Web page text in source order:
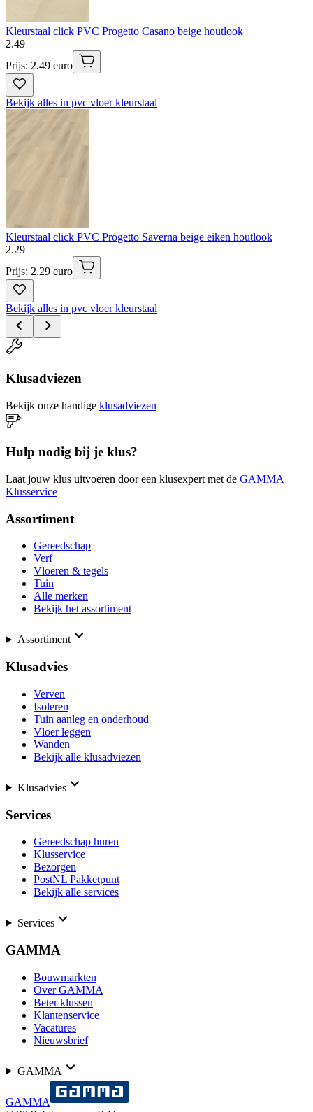
Kleurstaal click PVC Progetto Casano beige houtlook
2.49
Prijs: 2.49 euro
Bekijk alles in pvc vloer kleurstaal
Kleurstaal click PVC Progetto Saverna beige eiken houtlook
2.29
Prijs: 2.29 euro
Bekijk alles in pvc vloer kleurstaal
Klusadviezen
Bekijk onze handige klusadviezen
Hulp nodig bij je klus?
Laat jouw klus uitvoeren door een klusexpert met de GAMMA
Klusservice
Assortiment
Gereedschap
Verf
Vloeren & tegels
Tuin
Alle merken
Bekijk het assortiment
Assortiment
Klusadvies
Verven
Isoleren
Tuin aanleg en onderhoud
Vloer leggen
Wanden
Bekijk alle klusadviezen
Klusadvies
Services
Gereedschap huren
Klusservice
Bezorgen
PostNL Pakketpunt
Bekijk alle services
Services
GAMMA
Bouwmarkten
Over GAMMA
Beter klussen
Klantenservice
Vacatures
Nieuwsbrief
GAMMA
GAMMA